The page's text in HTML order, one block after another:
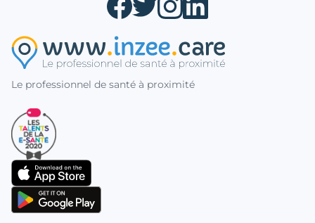
Le professionnel de santé à proximité